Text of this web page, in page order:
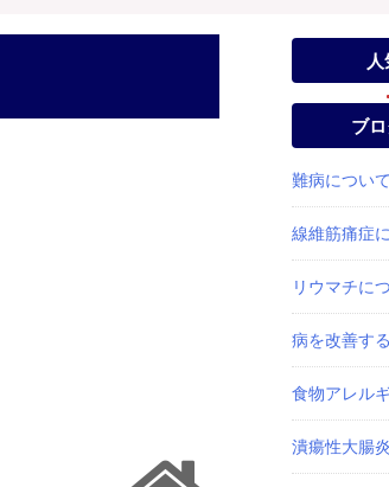
ブ
難病について
線維筋痛症
リウマチに
病を改善す
食物アレル
潰瘍性大腸